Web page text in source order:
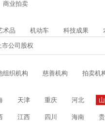
商业拍卖
术品 机动车 科技成果
市公司股权
组织机构 慈善机构 拍卖机
天津 重庆 河北
江西 四川 海南